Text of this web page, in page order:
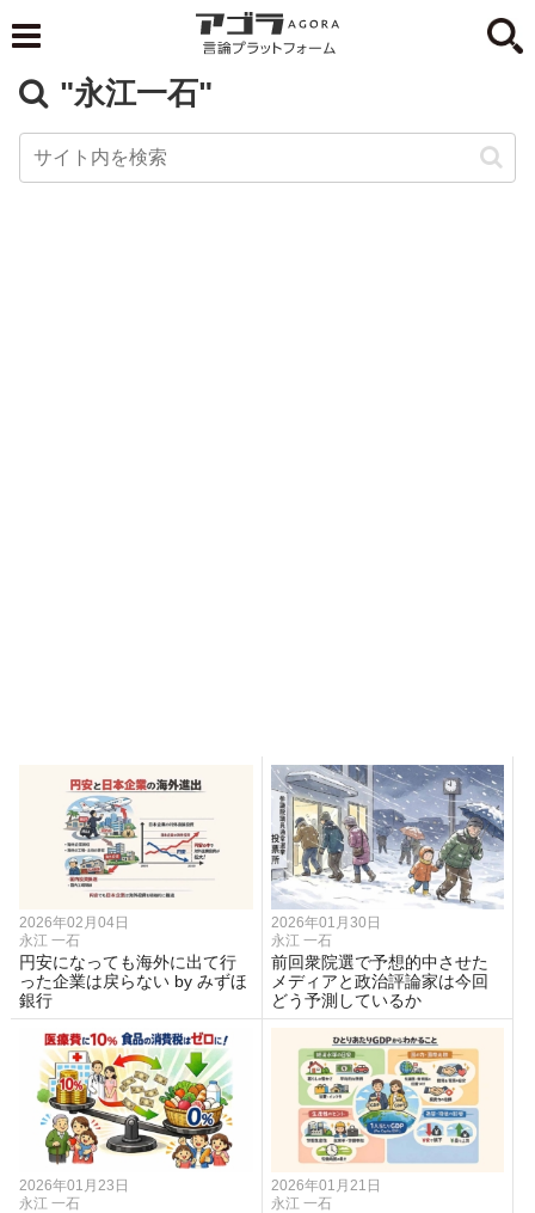
"永江一石"
2026年02月04日
永江 一石
円安になっても海外に出て行
った企業は戻らない by みずほ
銀行
2026年01月30日
永江 一石
前回衆院選で予想的中させた
メディアと政治評論家は今回
どう予測しているか
2026年01月23日
永江 一石
2026年01月21日
永江 一石